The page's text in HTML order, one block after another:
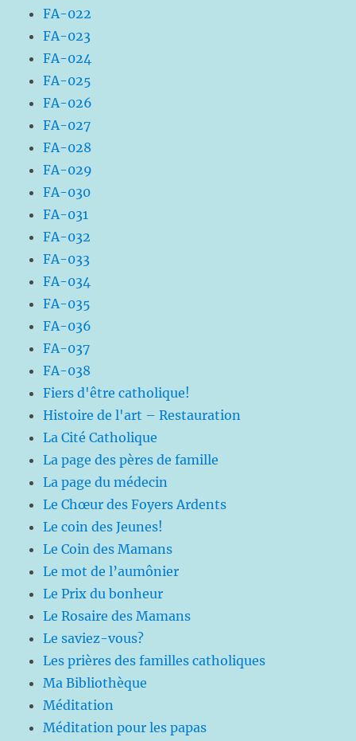
FA-022
FA-023
FA-024
FA-025
FA-026
FA-027
FA-028
FA-029
FA-030
FA-031
FA-032
FA-033
FA-034
FA-035
FA-036
FA-037
FA-038
Fiers d'être catholique!
Histoire de l'art – Restauration
La Cité Catholique
La page des pères de famille
La page du médecin
Le Chœur des Foyers Ardents
Le coin des Jeunes!
Le Coin des Mamans
Le mot de l’aumônier
Le Prix du bonheur
Le Rosaire des Mamans
Le saviez-vous?
Les prières des familles catholiques
Ma Bibliothèque
Méditation
Méditation pour les papas